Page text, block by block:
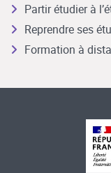
Partir étudier à
Reprendre ses
Formation à